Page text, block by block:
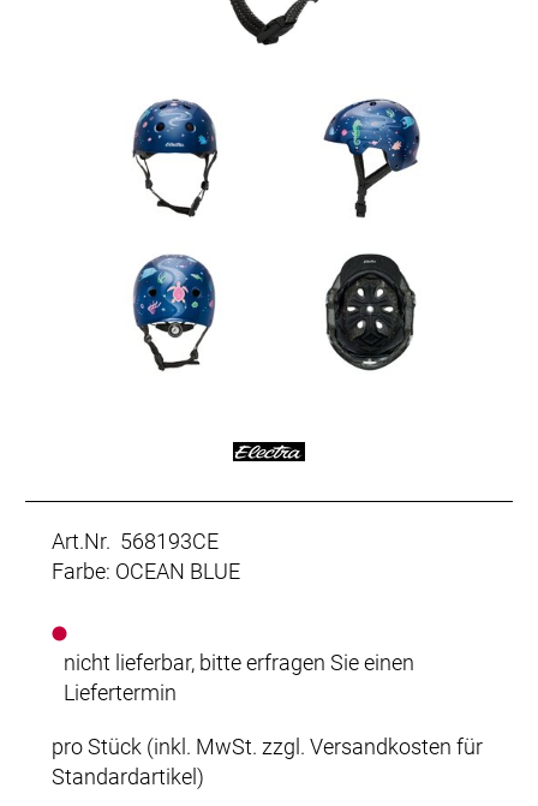
Art.Nr. 568193CE
Farbe: OCEAN BLUE
nicht lieferbar, bitte erfragen Sie einen
Liefertermin
pro Stück (inkl. MwSt. zzgl. Versandkosten für
Standardartikel)